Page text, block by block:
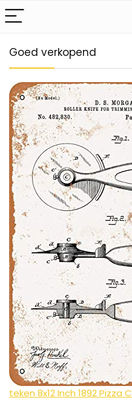
Goed verkopend
teken 8x12 Inch 1892